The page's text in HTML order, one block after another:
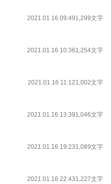
2021.01.16 09:491,299文字
2021.01.16 10:361,254文字
2021.01.16 11:121,002文字
2021.01.16 13:391,046文字
2021.01.16 19:231,089文字
2021.01.16 22:431,227文字